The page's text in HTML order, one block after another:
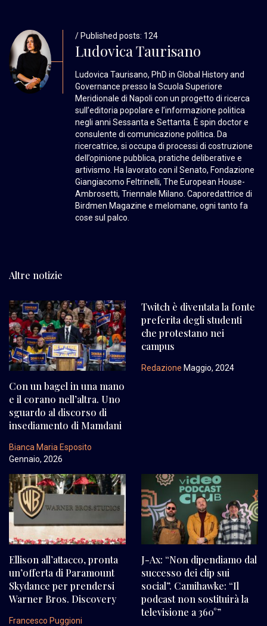
/ Published posts: 124
Ludovica Taurisano
Ludovica Taurisano, PhD in Global History and
Governance presso la Scuola Superiore
Meridionale di Napoli con un progetto di ricerca
sull’editoria popolare e l’informazione politica
negli anni Sessanta e Settanta. È spin doctor e
consulente di comunicazione politica. Da
ricercatrice, si occupa di processi di costruzione
dell’opinione pubblica, pratiche deliberative e
artivismo. Ha lavorato con il Senato, Fondazione
Giangiacomo Feltrinelli, The European House-
Ambrosetti, Triennale Milano. Caporedattrice di
Birdmen Magazine e melomane, ogni tanto fa
cose sul palco.
Altre notizie
Con un bagel in una mano
e il corano nell’altra. Uno
sguardo al discorso di
insediamento di Mamdani
Bianca Maria Esposito
Gennaio, 2026
Twitch è diventata la fonte
preferita degli studenti
che protestano nei
campus
Redazione Maggio, 2024
Ellison all’attacco, pronta
un’offerta di Paramount
Skydance per prendersi
Warner Bros. Discovery
Francesco Puggioni
J-Ax: “Non dipendiamo dal
successo dei clip sui
social”. Camihawke: “Il
podcast non sostituirà la
televisione a 360°”